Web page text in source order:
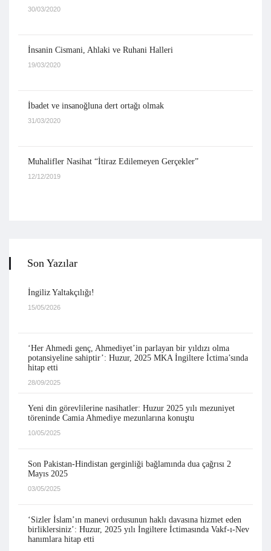
30/03/2020
İnsanin Cismani, Ahlaki ve Ruhani Halleri
19/03/2020
İbadet ve insanoğluna dert ortağı olmak
31/03/2020
Muhalifler Nasihat “İtiraz Edilemeyen Gerçekler”
12/12/2019
Son Yazılar
İngiliz Yaltakçılığı!
15/05/2026
‘Her Ahmedi genç, Ahmediyet’in parlayan bir yıldızı olma
potansiyeline sahiptir’: Huzur, 2025 MKA İngiltere İctima’sında
hitap etti
28/09/2025
Yeni din görevlilerine nasihatler: Huzur 2025 yılı mezuniyet
töreninde Camia Ahmediye mezunlarına konuştu
10/05/2025
Son Pakistan-Hindistan gerginliği bağlamında dua çağrısı 2
Mayıs 2025
03/05/2025
‘Sizler İslam’ın manevi ordusunun haklı davasına hizmet eden
birliklersiniz’: Huzur, 2025 yılı İngiltere İctimasında Vakf-ı-Nev
hanımlara hitap etti